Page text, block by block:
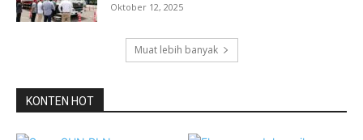
Oktober 12, 2025
Muat lebih banyak
KONTEN HOT